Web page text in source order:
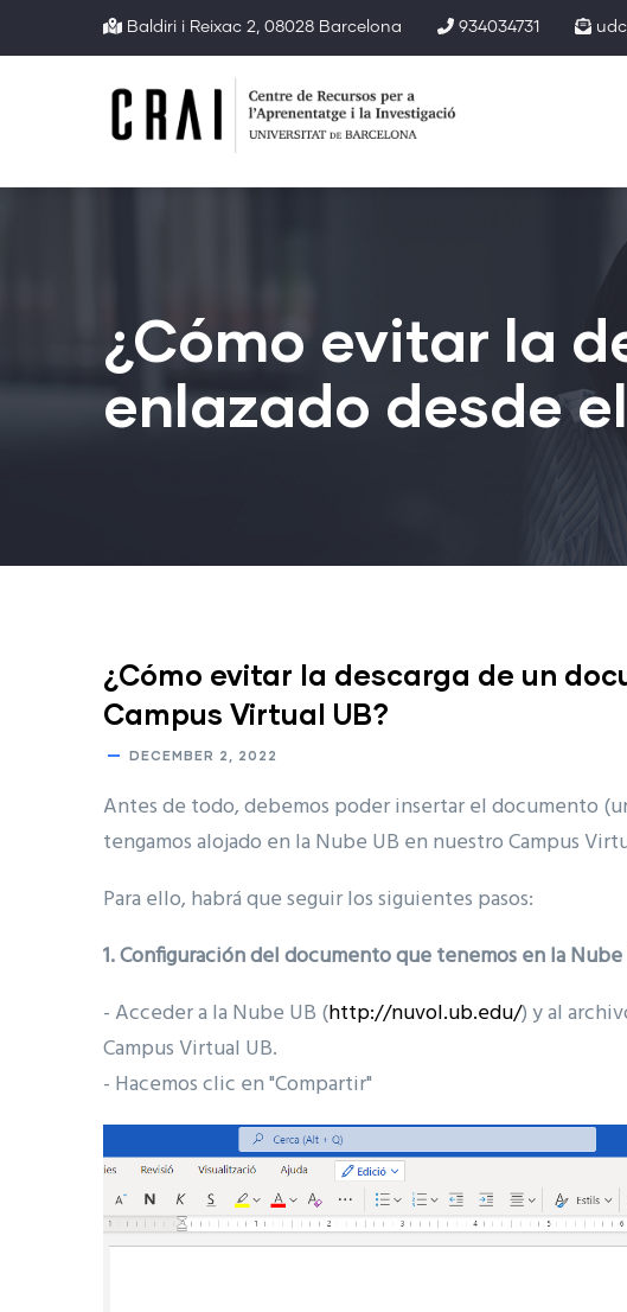
al
Baldiri i Reixac 2, 08028 Barcelona 934034731
¿Cómo evitar la
enlazado desde
¿Cómo evitar la descarga de un
Campus Virtual UB?
DECEMBER 2, 2022
Antes de todo, debemos poder insertar el documento
tengamos alojado en la Nube UB en nuestro Campus
Para ello, habrá que seguir los siguientes pasos:
1. Configuración del documento que tenemos en la Nube
- Acceder a la Nube UB (http://nuvol.ub.edu/) y al
Campus Virtual UB.
- Hacemos clic en "Compartir"